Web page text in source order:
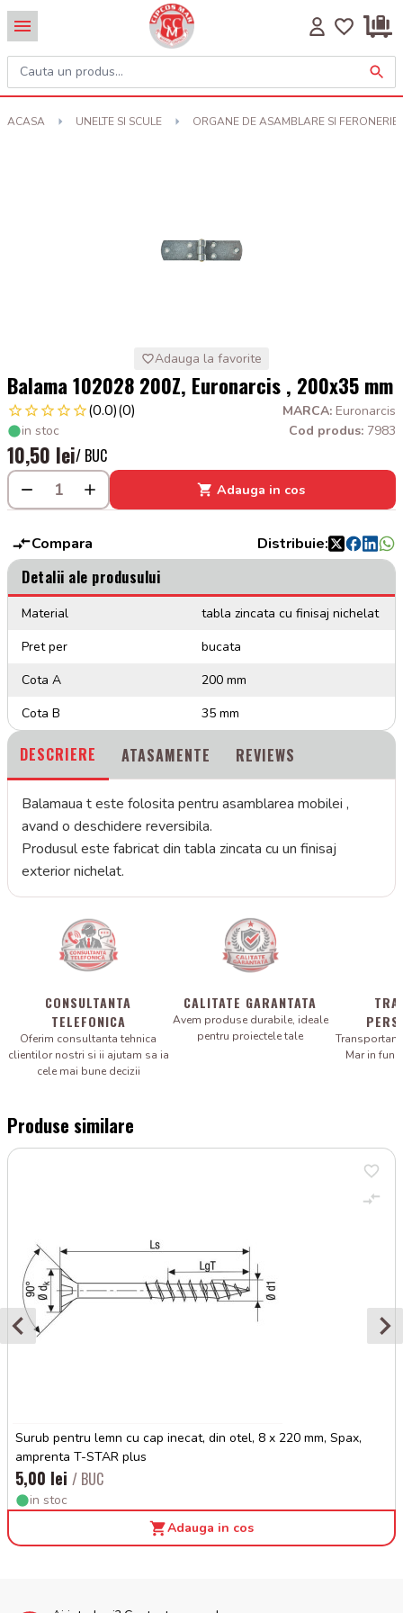
ACASA UNELTE SI SCULE ORGANE DE ASAMBLARE SI FERONERIE
Adauga la favorite
Balama 102028 200Z, Euronarcis , 200x35 mm
(0.0)(0) MARCA: Euronarcis
in stoc
Cod produs: 7983
10,50 lei/ BUC
Adauga in cos
Compara Distribuie:
Detalii ale produsului
Material
tabla zincata cu finisaj nichelat
Pret per
bucata
Cota A
200 mm
Cota B
35 mm
DESCRIERE ATASAMENTE REVIEWS
Balamaua t este folosita pentru asamblarea mobilei ,
avand o deschidere reversibila.
Produsul este fabricat din tabla zincata cu un finisaj
exterior nichelat.
CONSULTANTA
TELEFONICA
Oferim consultanta tehnica
clientilor nostri si ii ajutam sa ia
cele mai bune decizii
CALITATE GARANTATA
Avem produse durabile, ideale
pentru proiectele tale
Mar in
Produse similare
Surub pentru lemn cu cap inecat, din otel, 8 x 220 mm, Spax,
amprenta T-STAR plus
5,00 lei / BUC
in stoc
Adauga in cos